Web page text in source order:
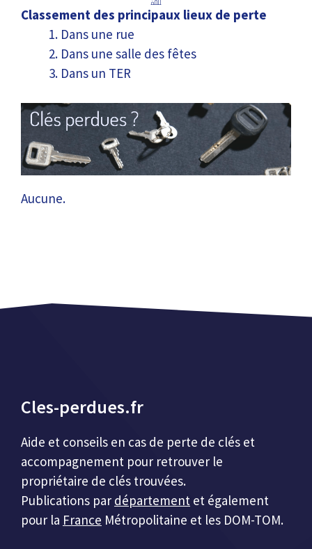
Classement des principaux lieux de perte
Dans une rue
Dans une salle des fêtes
Dans un TER
Aucune.
Cles-perdues.fr
Aide et conseils en cas de perte de clés et
accompagnement pour retrouver le
propriétaire de clés trouvées.
Publications par département et également
pour la France Métropolitaine et les DOM-TOM.